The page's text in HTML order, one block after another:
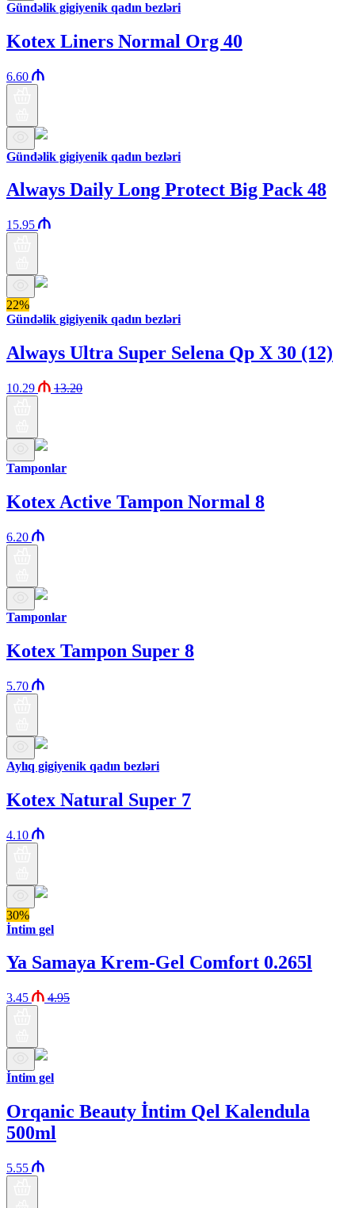
Gündəlik gigiyenik qadın bezləri
Kotex Liners Normal Org 40
6.60
Gündəlik gigiyenik qadın bezləri
Always Daily Long Protect Big Pack 48
15.95
22%
Gündəlik gigiyenik qadın bezləri
Always Ultra Super Selena Qp X 30 (12)
10.29 13.20
Tamponlar
Kotex Active Tampon Normal 8
6.20
Tamponlar
Kotex Tampon Super 8
5.70
Aylıq gigiyenik qadın bezləri
Kotex Natural Super 7
4.10
30%
İntim gel
Ya Samaya Krem-Gel Comfort 0.265l
3.45 4.95
İntim gel
Orqanic Beauty İntim Qel Kalendula
500ml
5.55